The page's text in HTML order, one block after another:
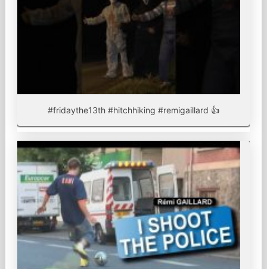
#fridaythe13th #hitchhiking #remigaillard 👍